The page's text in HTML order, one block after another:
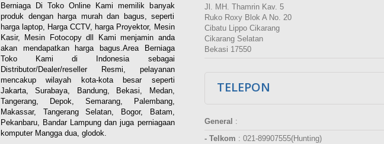
Berniaga Di Toko Online Kami memilik banyak
produk dengan harga murah dan bagus, seperti
harga laptop, Harga CCTV, harga Proyektor, Mesin
Kasir, Mesin Fotocopy dll Kami menjamin anda
akan mendapatkan harga bagus.Area Berniaga
Toko Kami di Indonesia sebagai
Distributor/Dealer/reseller Resmi, pelayanan
mencakup wilayah kota-kota besar seperti
Jakarta, Surabaya, Bandung, Bekasi, Medan,
Tangerang, Depok, Semarang, Palembang,
Makassar, Tangerang Selatan, Bogor, Batam,
Pekanbaru, Bandar Lampung dan juga perniagaan
komputer Mangga dua, glodok.
Jl. MH. Thamrin Kav. 5
Ruko Roxy Blok A No. 20
Cibatu Lippo Cikarang
Cikarang Selatan
Bekasi 17550
TELEPON
General :
- Telkom : 021-89907555(Hunting)